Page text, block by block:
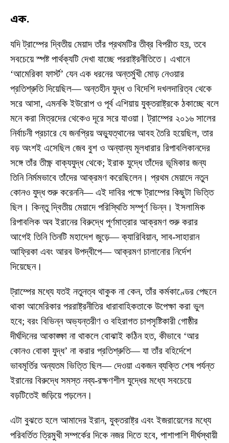
এক.
যদি ট্রাম্পের দ্বিতীয় মেয়াদ তাঁর প্রথমটির তীব্র বিপরীত হয়, তবে
সবচেয়ে স্পষ্ট পার্থক্যটি দেখা যাচ্ছে পররাষ্ট্রনীতিতে। এখানে
‘আমেরিকা ফার্স্ট’ যেন এক ধরনের অন্তর্মুখী মোড় নেওয়ার
প্রতিশ্রুতি দিয়েছিল— অন্তহীন যুদ্ধ ও বিদেশি দখলদারিত্ব থেকে
সরে আসা, এমনকি ইউরোপ ও পূর্ব এশিয়ায় যুক্তরাষ্ট্রকে ঠকাচ্ছে বলে
মনে করা মিত্রদের থেকেও দূরে সরে যাওয়া। ট্রাম্পের ২০১৬ সালের
নির্বাচনী প্রচারে যে জনপ্রিয় অভ্যুত্থানের আবহ তৈরি হয়েছিল, তার
বড় অংশই এসেছিল জেব বুশ ও অন্যান্য মূলধারার রিপাবলিকানদের
সঙ্গে তাঁর তীক্ষ্ণ বাক্যযুদ্ধ থেকে; ইরাক যুদ্ধে তাঁদের ভূমিকার জন্য
তিনি নির্মমভাবে তাঁদের আক্রমণ করেছিলেন। প্রথম মেয়াদে নতুন
কোনও যুদ্ধ শুরু করেননি— এই দাবির পক্ষে ট্রাম্পের কিছুটা ভিত্তি
ছিল। কিন্তু দ্বিতীয় মেয়াদে পরিস্থিতি সম্পূর্ণ ভিন্ন। ইসলামিক
রিপাবলিক অব ইরানের বিরুদ্ধে পূর্ণমাত্রার আক্রমণ শুরু করার
আগেই তিনি তিনটি মহাদেশ জুড়ে— ক্যারিবিয়ান, সাব-সাহারান
আফ্রিকা এবং আরব উপদ্বীপে— আক্রমণ চালানোর নির্দেশ
দিয়েছেন।
ট্রাম্পের মধ্যে যতই নতুনত্ব থাকুক না কেন, তাঁর কর্মকাণ্ডের পেছনে
থাকা আমেরিকার পররাষ্ট্রনীতির ধারাবাহিকতাকে উপেক্ষা করা ভুল
হবে; বরং বিভিন্ন অভ্যন্তরীণ ও বহিরাগত চাপসৃষ্টিকারী গোষ্ঠীর
দীর্ঘদিনের আকাঙ্ক্ষা না থাকলে বোঝাই কঠিন হত, কীভাবে ‘আর
কোনও বোকা যুদ্ধ’ না করার প্রতিশ্রুতি— যা তাঁর বহির্দেশে
ভাবমূর্তির অন্যতম ভিত্তি ছিল— দেওয়া একজন ব্যক্তি শেষ পর্যন্ত
ইরানের বিরুদ্ধে সমস্ত নব্য-রক্ষণশীল যুদ্ধের মধ্যে সবচেয়ে
বড়টিতেই জড়িয়ে পড়লেন।
এটা বুঝতে হলে আমাদের ইরান, যুক্তরাষ্ট্র এবং ইজরায়েলের মধ্যে
পরিবর্তিত ত্রিমুখী সম্পর্কের দিকে নজর দিতে হবে, পাশাপাশি দীর্ঘস্থায়ী